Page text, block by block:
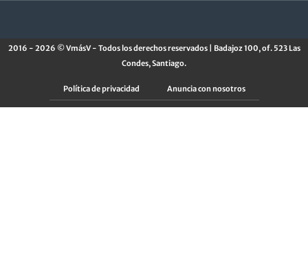
2016 - 2026 © VmásV - Todos los derechos reservados | Badajoz 100, of. 523 Las
Condes, Santiago.
Política de privacidad Anuncia con nosotros